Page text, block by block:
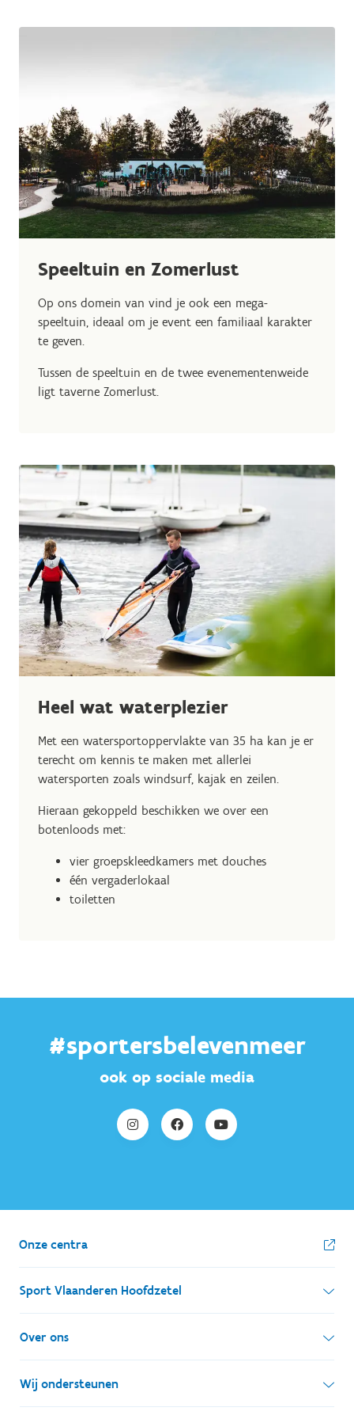
Speeltuin en Zomerlust
Op ons domein van vind je ook een mega-
speeltuin, ideaal om je event een familiaal karakter
te geven.
Tussen de speeltuin en de twee evenementenweide
ligt taverne Zomerlust.
Heel wat waterplezier
Met een watersportoppervlakte van 35 ha kan je er
terecht om kennis te maken met allerlei
watersporten zoals windsurf, kajak en zeilen.
Hieraan gekoppeld beschikken we over een
botenloods met:
vier groepskleedkamers met douches
één vergaderlokaal
toiletten
#sportersbelevenmeer
ook op sociale media
Onze centra
Sport Vlaanderen Hoofdzetel
Simon Bolivarlaan 17
1000 Brussel
Ondernemingsnummer: BE 0248.142.826
Over ons
Wie zijn we, wat doen we
Onze centra
Wij ondersteunen